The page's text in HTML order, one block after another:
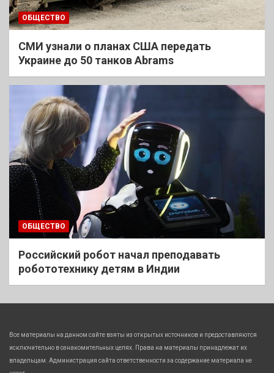
ОБЩЕСТВО
СМИ узнали о планах США передать
Украине до 50 танков Abrams
ОБЩЕСТВО
Российский робот начал преподавать
робототехнику детям в Индии
Все материалы на данном сайте взяты из открытых источников и предоставляются
исключительно в ознакомительных целях. Права на материалы принадлежат их
владельцам. Администрация сайта ответственности за содержание материала не